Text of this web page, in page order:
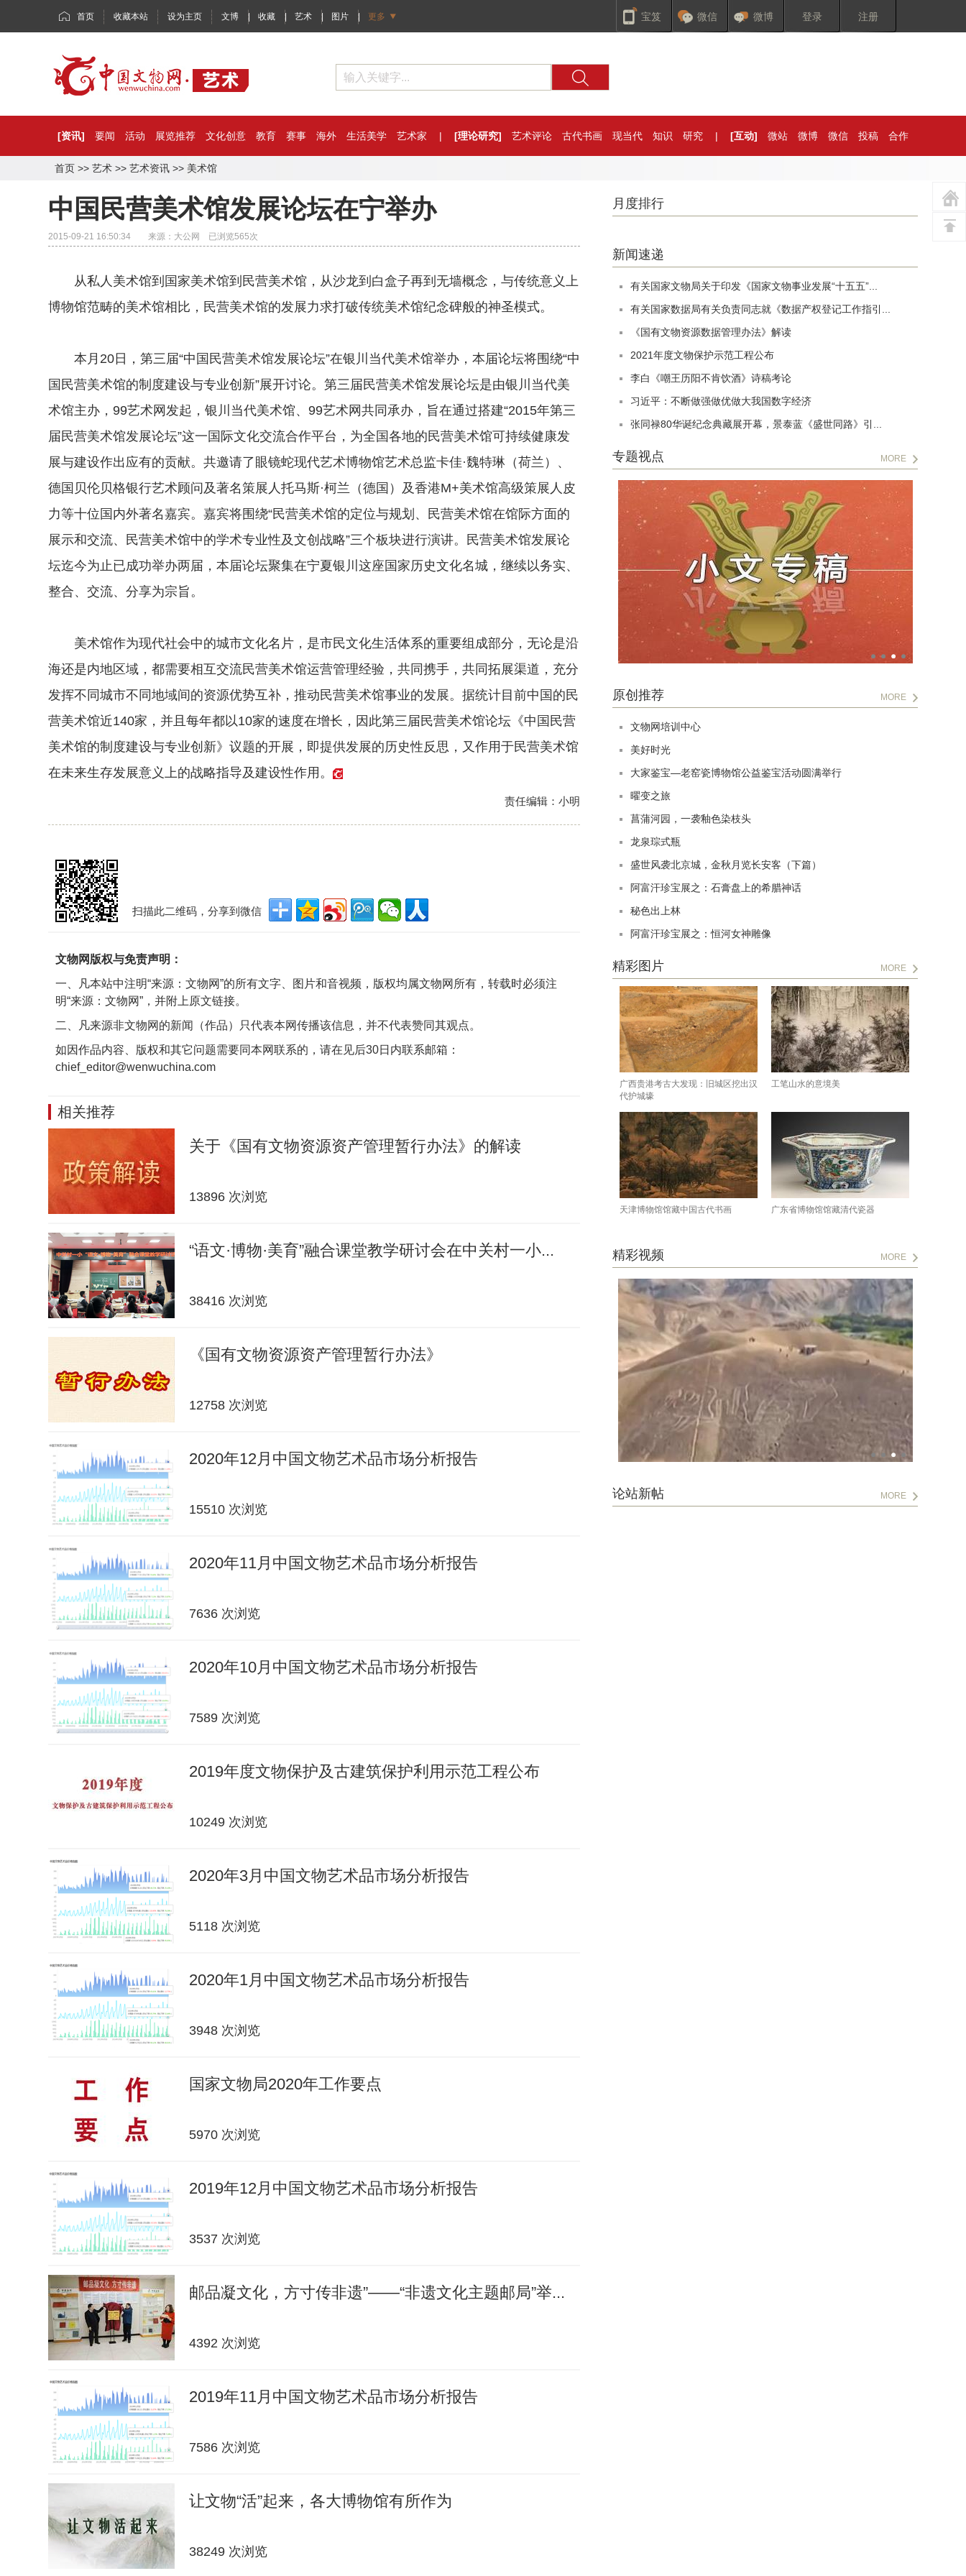
首页 收藏本站 设为主页 文博 | 收藏 | 艺术 | 图片 | 更多 宝笈 微信 微博 登录 注册
[资讯] 要闻 活动 展览推荐 文化创意 教育 赛事 海外 生活美学 艺术家 | [理论研究] 艺术评论 古代书画 现当代 知识 研究 | [互动] 微站 微博 微信 投稿 合作
首页 >> 艺术 >> 艺术资讯 >> 美术馆
中国民营美术馆发展论坛在宁举办
2015-09-21 16:50:34 来源：大公网 已浏览565次
从私人美术馆到国家美术馆到民营美术馆，从沙龙到白盒子再到无墙概念，与传统意义上
博物馆范畴的美术馆相比，民营美术馆的发展力求打破传统美术馆纪念碑般的神圣模式。
本月20日，第三届“中国民营美术馆发展论坛”在银川当代美术馆举办，本届论坛将围绕“中
国民营美术馆的制度建设与专业创新”展开讨论。第三届民营美术馆发展论坛是由银川当代美
术馆主办，99艺术网发起，银川当代美术馆、99艺术网共同承办，旨在通过搭建“2015年第三
届民营美术馆发展论坛”这一国际文化交流合作平台，为全国各地的民营美术馆可持续健康发
展与建设作出应有的贡献。共邀请了眼镜蛇现代艺术博物馆艺术总监卡佳·魏特琳（荷兰）、
德国贝伦贝格银行艺术顾问及著名策展人托马斯·柯兰（德国）及香港M+美术馆高级策展人皮
力等十位国内外著名嘉宾。嘉宾将围绕“民营美术馆的定位与规划、民营美术馆在馆际方面的
展示和交流、民营美术馆中的学术专业性及文创战略”三个板块进行演讲。民营美术馆发展论
坛迄今为止已成功举办两届，本届论坛聚集在宁夏银川这座国家历史文化名城，继续以务实、
整合、交流、分享为宗旨。
美术馆作为现代社会中的城市文化名片，是市民文化生活体系的重要组成部分，无论是沿
海还是内地区域，都需要相互交流民营美术馆运营管理经验，共同携手，共同拓展渠道，充分
发挥不同城市不同地域间的资源优势互补，推动民营美术馆事业的发展。据统计目前中国的民
营美术馆近140家，并且每年都以10家的速度在增长，因此第三届民营美术馆论坛《中国民营
美术馆的制度建设与专业创新》议题的开展，即提供发展的历史性反思，又作用于民营美术馆
在未来生存发展意义上的战略指导及建设性作用。
责任编辑：小明
扫描此二维码，分享到微信
文物网版权与免责声明：
一、凡本站中注明“来源：文物网”的所有文字、图片和音视频，版权均属文物网所有，转载时必须注
明“来源：文物网”，并附上原文链接。
二、凡来源非文物网的新闻（作品）只代表本网传播该信息，并不代表赞同其观点。
如因作品内容、版权和其它问题需要同本网联系的，请在见后30日内联系邮箱：
chief_editor@wenwuchina.com
相关推荐
关于《国有文物资源资产管理暂行办法》的解读
13896 次浏览
“语文·博物·美育”融合课堂教学研讨会在中关村一小...
38416 次浏览
《国有文物资源资产管理暂行办法》
12758 次浏览
2020年12月中国文物艺术品市场分析报告
15510 次浏览
2020年11月中国文物艺术品市场分析报告
7636 次浏览
2020年10月中国文物艺术品市场分析报告
7589 次浏览
2019年度文物保护及古建筑保护利用示范工程公布
10249 次浏览
2020年3月中国文物艺术品市场分析报告
5118 次浏览
2020年1月中国文物艺术品市场分析报告
3948 次浏览
国家文物局2020年工作要点
5970 次浏览
2019年12月中国文物艺术品市场分析报告
3537 次浏览
邮品凝文化，方寸传非遗”——“非遗文化主题邮局”举...
4392 次浏览
2019年11月中国文物艺术品市场分析报告
7586 次浏览
让文物“活”起来，各大博物馆有所作为
38249 次浏览
月度排行
新闻速递
有关国家文物局关于印发《国家文物事业发展“十五五”...
有关国家数据局有关负责同志就《数据产权登记工作指引...
《国有文物资源数据管理办法》解读
2021年度文物保护示范工程公布
李白《嘲王历阳不肯饮酒》诗稿考论
习近平：不断做强做优做大我国数字经济
张同禄80华诞纪念典藏展开幕，景泰蓝《盛世同路》引...
专题视点 MORE
原创推荐 MORE
文物网培训中心
美好时光
大家鉴宝—老窑瓷博物馆公益鉴宝活动圆满举行
曜变之旅
菖蒲河园，一袭釉色染枝头
龙泉琮式瓶
盛世风袭北京城，金秋月览长安客（下篇）
阿富汗珍宝展之：石膏盘上的希腊神话
秘色出上林
阿富汗珍宝展之：恒河女神雕像
精彩图片 MORE
广西贵港考古大发现：旧城区挖出汉
代护城壕
工笔山水的意境美
天津博物馆馆藏中国古代书画 广东省博物馆馆藏清代瓷器
精彩视频 MORE
论站新帖 MORE